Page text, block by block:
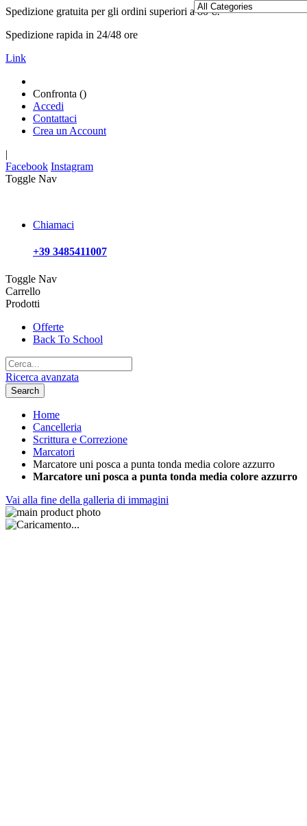
Spedizione gratuita per gli ordini superiori a 80 €!
Spedizione rapida in 24/48 ore
Link
Confronta ()
Accedi
Contattaci
Crea un Account
|
Facebook Instagram
Toggle Nav
Chiamaci
+39 3485411007
Toggle Nav
Carrello
Prodotti
Offerte
Back To School
Ricerca avanzata
Search
Home
Cancelleria
Scrittura e Correzione
Marcatori
Marcatore uni posca a punta tonda media colore azzurro
Marcatore uni posca a punta tonda media colore azzurro
Vai alla fine della galleria di immagini